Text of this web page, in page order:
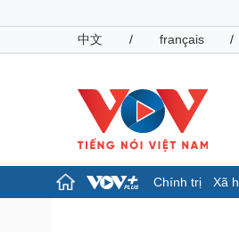
中文
/ français /
Chính trị Xã